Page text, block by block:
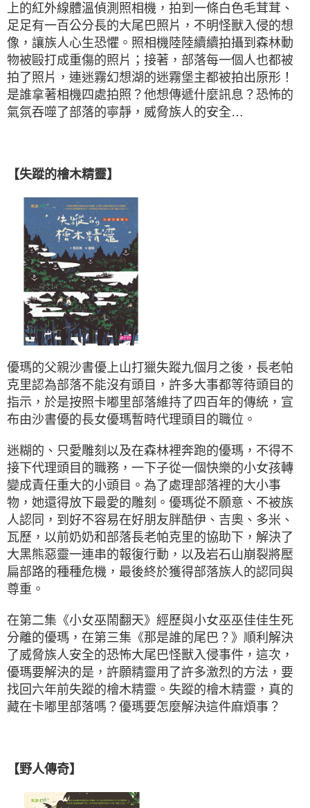
上的紅外線體溫偵測照相機，拍到一條白色毛茸茸、
足足有一百公分長的大尾巴照片，不明怪獸入侵的想
像，讓族人心生恐懼。照相機陸陸續續拍攝到森林動
物被毆打成重傷的照片；接著，部落每一個人也都被
拍了照片，連迷霧幻想湖的迷霧堡主都被拍出原形！
是誰拿著相機四處拍照？他想傳遞什麼訊息？恐怖的
氣氛吞噬了部落的寧靜，威脅族人的安全…
【失蹤的檜木精靈】
優瑪的父親沙書優上山打獵失蹤九個月之後，長老帕
克里認為部落不能沒有頭目，許多大事都等待頭目的
指示，於是按照卡嘟里部落維持了四百年的傳統，宣
布由沙書優的長女優瑪暫時代理頭目的職位。
迷糊的、只愛雕刻以及在森林裡奔跑的優瑪，不得不
接下代理頭目的職務，一下子從一個快樂的小女孩轉
變成責任重大的小頭目。為了處理部落裡的大小事
物，她還得放下最愛的雕刻。優瑪從不願意、不被族
人認同，到好不容易在好朋友胖酷伊、吉奧、多米、
瓦歷，以前奶奶和部落長老帕克里的協助下，解決了
大黑熊惡靈一連串的報復行動，以及岩石山崩裂將壓
扁部路的種種危機，最後終於獲得部落族人的認同與
尊重。
在第二集《小女巫鬧翻天》經歷與小女巫巫佳佳生死
分離的優瑪，在第三集《那是誰的尾巴？》順利解決
了威脅族人安全的恐怖大尾巴怪獸入侵事件，這次，
優瑪要解決的是，許願精靈用了許多激烈的方法，要
找回六年前失蹤的檜木精靈。失蹤的檜木精靈，真的
藏在卡嘟里部落嗎？優瑪要怎麼解決這件麻煩事？
【野人傳奇】